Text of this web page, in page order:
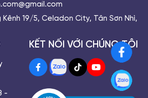
19/5, Celadon City, Tân Sơn Nhì,
-
KẾT NỐI VỚI CHÚNG TÔI